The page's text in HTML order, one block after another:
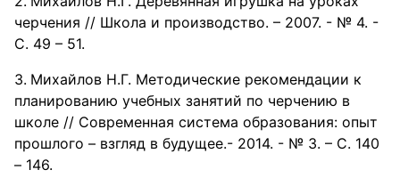
черчения // Школа и производство. – 2007. - № 4. -
С. 49 – 51.
Михайлов Н.Г. Методические рекомендации к
планированию учебных занятий по черчению в
школе // Современная система образования: опыт
прошлого – взгляд в будущее.- 2014. - № 3. – С. 140
– 146.